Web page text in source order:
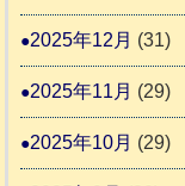
2025年12月 (31)
2025年11月 (29)
2025年10月 (29)